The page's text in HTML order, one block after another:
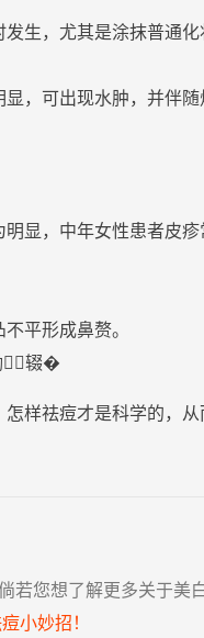
生，尤其是涂抹普通化
显，可出现水肿，并伴
明显，中年女性患者皮疹
平形成鼻赘。
辍�
样祛痘才是科学的，
若您想了解更多关于美
小妙招！